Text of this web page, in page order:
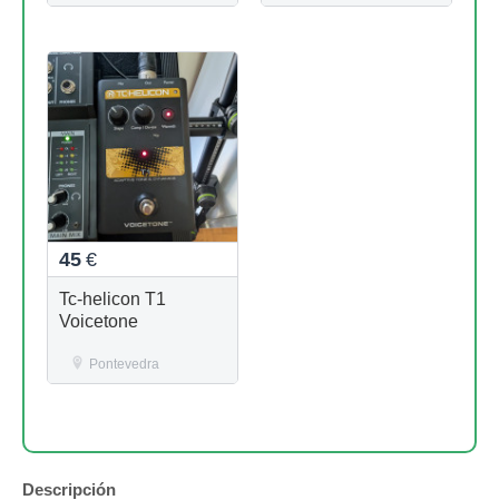
45 €
Tc-helicon T1
Voicetone
Pontevedra
Descripción